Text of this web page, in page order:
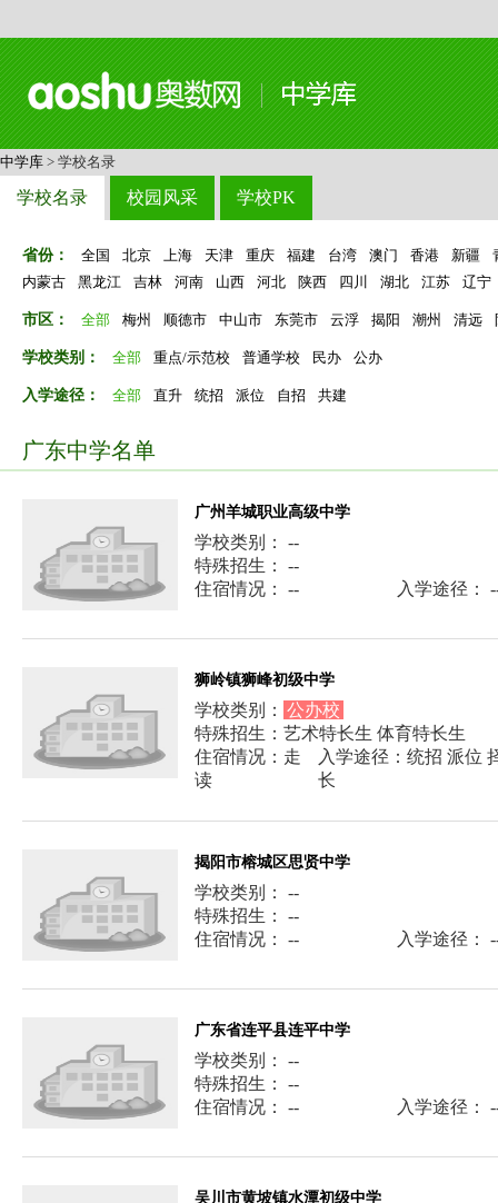
中学库 > 学校名录
学校名录 校园风采 学校PK
省份： 全国 北京 上海 天津 重庆 福建 台湾 澳门 香港 新疆
内蒙古
黑龙江 吉林 河南 山西 河北 陕西 四川 湖北 江苏 辽宁
市区： 全部 梅州 顺德市 中山市 东莞市 云浮 揭阳 潮州 清远
学校类别： 全部 重点/示范校 普通学校 民办 公办
入学途径： 全部 直升 统招 派位 自招 共建
广东中学名单
广州羊城职业高级中学
学校类别： --
特殊招生： --
住宿情况： --
入学途径：
狮岭镇狮峰初级中学
学校类别： 公办校
特殊招生：艺术特长生 体育特长生
住宿情况：走
读
入学途径：统招 派位
长
揭阳市榕城区思贤中学
学校类别： --
特殊招生： --
住宿情况： --
入学途径：
广东省连平县连平中学
学校类别： --
特殊招生： --
住宿情况： --
入学途径：
吴川市黄坡镇水潭初级中学